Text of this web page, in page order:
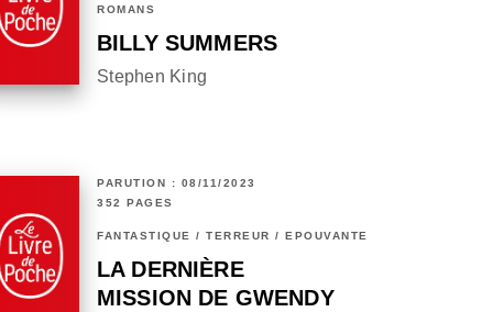
ROMANS
BILLY SUMMERS
Stephen King
PARUTION : 08/11/2023
352 PAGES
FANTASTIQUE / TERREUR / EPOUVANTE
LA DERNIÈRE
MISSION DE GWENDY